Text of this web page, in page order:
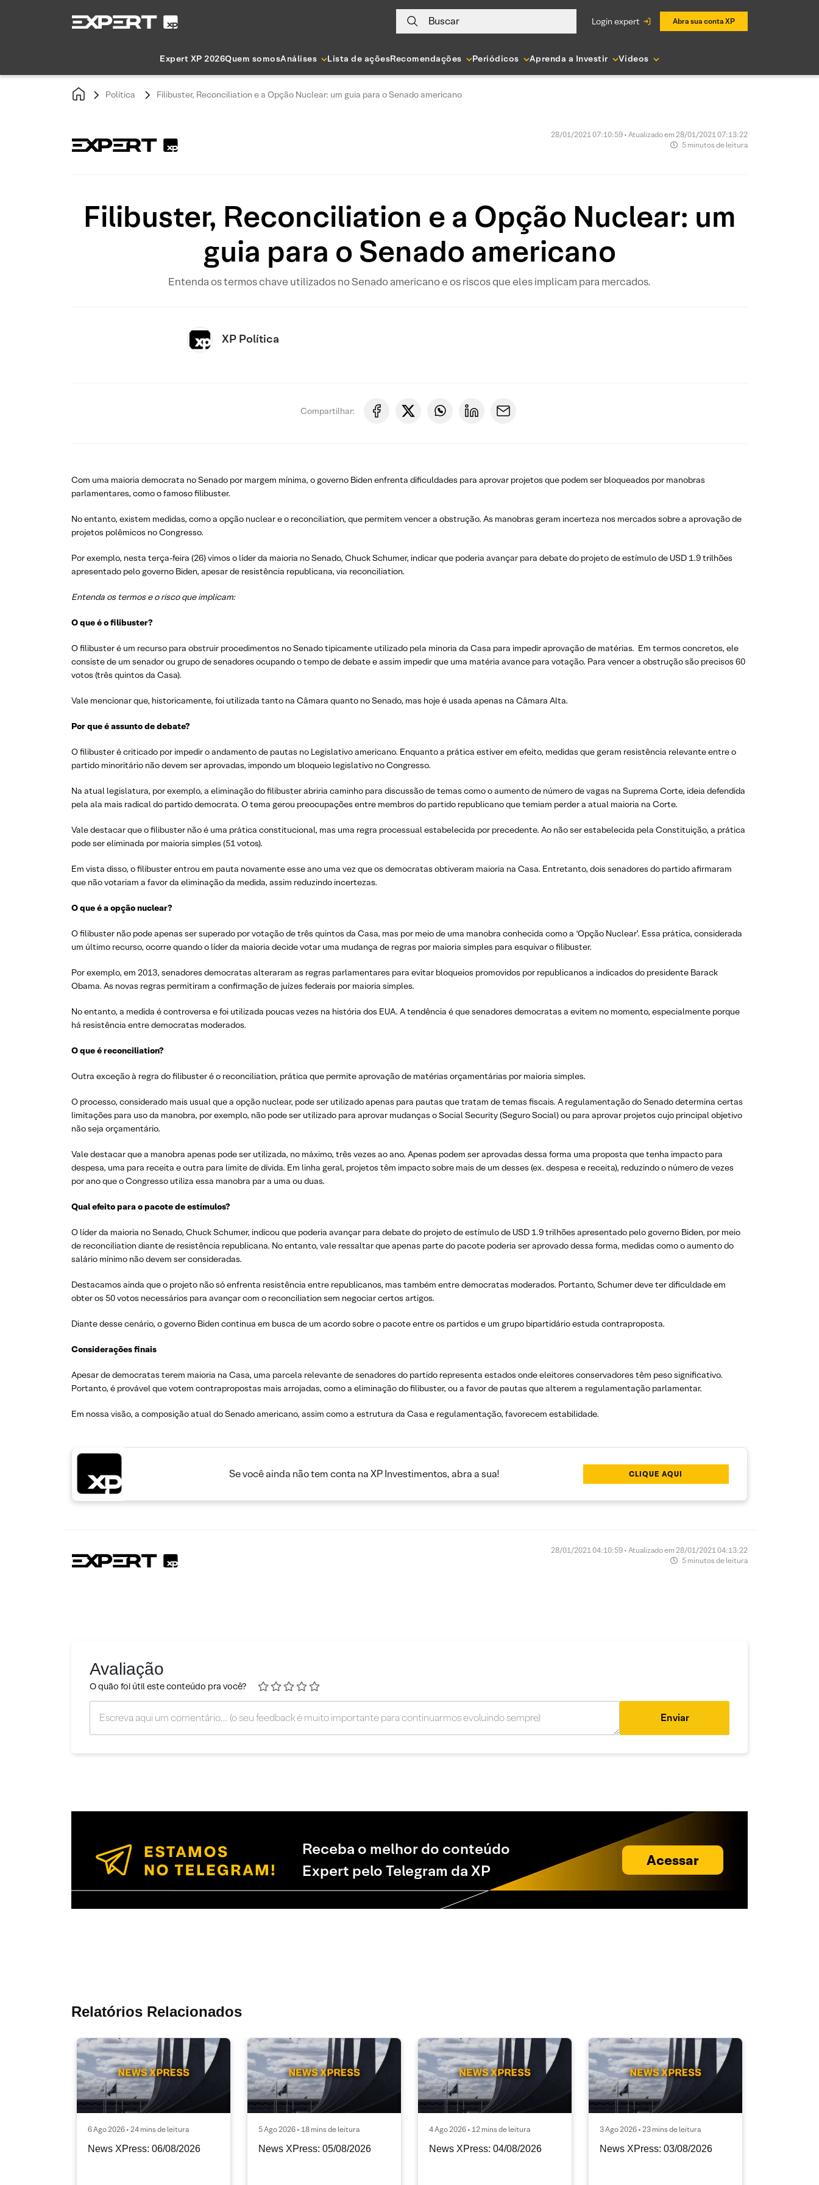
Buscar login expert Abra sua conta XP
Expert XP 2026Quem somosAnálises Lista de açõesRecomendações Periódicos Aprenda a Investir Vídeos
Política Filibuster, Reconciliation e a Opção Nuclear: um guia para o Senado americano
28/01/2021 07:10:59 • Atualizado em 28/01/2021 07:13:22
5 minutos de leitura
Filibuster, Reconciliation e a Opção Nuclear: um
guia para o Senado americano
Entenda os termos chave utilizados no Senado americano e os riscos que eles implicam para mercados.
XP Política
Compartilhar:
Com uma maioria democrata no Senado por margem mínima, o governo Biden enfrenta dificuldades para aprovar projetos que podem ser bloqueados por manobras
parlamentares, como o famoso filibuster.
No entanto, existem medidas, como a opção nuclear e o reconciliation, que permitem vencer a obstrução. As manobras geram incerteza nos mercados sobre a aprovação de
projetos polêmicos no Congresso.
Por exemplo, nesta terça-feira (26) vimos o líder da maioria no Senado, Chuck Schumer, indicar que poderia avançar para debate do projeto de estímulo de USD 1.9 trilhões
apresentado pelo governo Biden, apesar de resistência republicana, via reconciliation.
Entenda os termos e o risco que implicam:
O que é o filibuster?
O filibuster é um recurso para obstruir procedimentos no Senado tipicamente utilizado pela minoria da Casa para impedir aprovação de matérias. Em termos concretos, ele
consiste de um senador ou grupo de senadores ocupando o tempo de debate e assim impedir que uma matéria avance para votação. Para vencer a obstrução são precisos 60
votos (três quintos da Casa).
Vale mencionar que, historicamente, foi utilizada tanto na Câmara quanto no Senado, mas hoje é usada apenas na Câmara Alta.
Por que é assunto de debate?
O filibuster é criticado por impedir o andamento de pautas no Legislativo americano. Enquanto a prática estiver em efeito, medidas que geram resistência relevante entre o
partido minoritário não devem ser aprovadas, impondo um bloqueio legislativo no Congresso.
Na atual legislatura, por exemplo, a eliminação do filibuster abriria caminho para discussão de temas como o aumento de número de vagas na Suprema Corte, ideia defendida
pela ala mais radical do partido democrata. O tema gerou preocupações entre membros do partido republicano que temiam perder a atual maioria na Corte.
Vale destacar que o filibuster não é uma prática constitucional, mas uma regra processual estabelecida por precedente. Ao não ser estabelecida pela Constituição, a prática
pode ser eliminada por maioria simples (51 votos).
Em vista disso, o filibuster entrou em pauta novamente esse ano uma vez que os democratas obtiveram maioria na Casa. Entretanto, dois senadores do partido afirmaram
que não votariam a favor da eliminação da medida, assim reduzindo incertezas.
O que é a opção nuclear?
O filibuster não pode apenas ser superado por votação de três quintos da Casa, mas por meio de uma manobra conhecida como a ‘Opção Nuclear’. Essa prática, considerada
um último recurso, ocorre quando o líder da maioria decide votar uma mudança de regras por maioria simples para esquivar o filibuster.
Por exemplo, em 2013, senadores democratas alteraram as regras parlamentares para evitar bloqueios promovidos por republicanos a indicados do presidente Barack
Obama. As novas regras permitiram a confirmação de juízes federais por maioria simples.
No entanto, a medida é controversa e foi utilizada poucas vezes na história dos EUA. A tendência é que senadores democratas a evitem no momento, especialmente porque
há resistência entre democratas moderados.
O que é reconciliation?
Outra exceção à regra do filibuster é o reconciliation, prática que permite aprovação de matérias orçamentárias por maioria simples.
O processo, considerado mais usual que a opção nuclear, pode ser utilizado apenas para pautas que tratam de temas fiscais. A regulamentação do Senado determina certas
limitações para uso da manobra, por exemplo, não pode ser utilizado para aprovar mudanças o Social Security (Seguro Social) ou para aprovar projetos cujo principal objetivo
não seja orçamentário.
Vale destacar que a manobra apenas pode ser utilizada, no máximo, três vezes ao ano. Apenas podem ser aprovadas dessa forma uma proposta que tenha impacto para
despesa, uma para receita e outra para limite de dívida. Em linha geral, projetos têm impacto sobre mais de um desses (ex. despesa e receita), reduzindo o número de vezes
por ano que o Congresso utiliza essa manobra par a uma ou duas.
Qual efeito para o pacote de estímulos?
O líder da maioria no Senado, Chuck Schumer, indicou que poderia avançar para debate do projeto de estímulo de USD 1.9 trilhões apresentado pelo governo Biden, por meio
de reconciliation diante de resistência republicana. No entanto, vale ressaltar que apenas parte do pacote poderia ser aprovado dessa forma, medidas como o aumento do
salário mínimo não devem ser consideradas.
Destacamos ainda que o projeto não só enfrenta resistência entre republicanos, mas também entre democratas moderados. Portanto, Schumer deve ter dificuldade em
obter os 50 votos necessários para avançar com o reconciliation sem negociar certos artigos.
Diante desse cenário, o governo Biden continua em busca de um acordo sobre o pacote entre os partidos e um grupo bipartidário estuda contraproposta.
Considerações finais
Apesar de democratas terem maioria na Casa, uma parcela relevante de senadores do partido representa estados onde eleitores conservadores têm peso significativo.
Portanto, é provável que votem contrapropostas mais arrojadas, como a eliminação do filibuster, ou a favor de pautas que alterem a regulamentação parlamentar.
Em nossa visão, a composição atual do Senado americano, assim como a estrutura da Casa e regulamentação, favorecem estabilidade.
Se você ainda não tem conta na XP Investimentos, abra a sua! CLIQUE AQUI
28/01/2021 04:10:59 • Atualizado em 28/01/2021 04:13:22
5 minutos de leitura
Avaliação
O quão foi útil este conteúdo pra você?
Enviar
Receba o melhor do conteúdo
Expert pelo Telegram da XP
Acessar
Relatórios Relacionados
6 Ago 2026 • 24 mins de leitura
News XPress: 06/08/2026
5 Ago 2026 • 18 mins de leitura
News XPress: 05/08/2026
4 Ago 2026 • 12 mins de leitura
News XPress: 04/08/2026
3 Ago 2026 • 23 mins de leitura
News XPress: 03/08/2026